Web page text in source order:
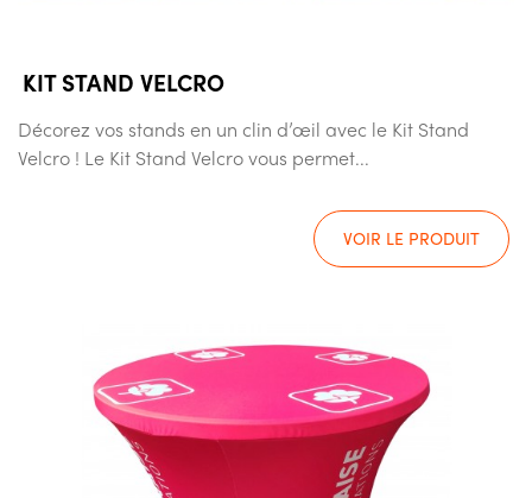
KIT STAND VELCRO
Décorez vos stands en un clin d’œil avec le Kit Stand
Velcro ! Le Kit Stand Velcro vous permet...
VOIR LE PRODUIT